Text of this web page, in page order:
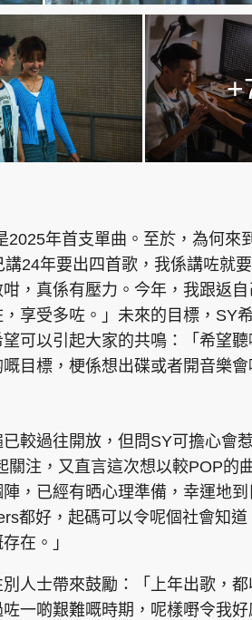
年首支單曲。至於，為何來
24年要出四首歌，我係講咗就
，真係有壓力。今年，我跟返自
享受多咗。」未來的目標，SY
可以引起大家的共鳴：「希望聽
目標，梗係想出碟或者開音樂會
較過往開放，但問SY可擔心會
注，又直言這次想以較POP的
，已經有晒心理準備，幸運地
都好，起碼可以令呢個社會知道
在。」
人士帶來鼓勵：「上年出歌，
一啲艱難嘅時期，呢樣嘢令我好